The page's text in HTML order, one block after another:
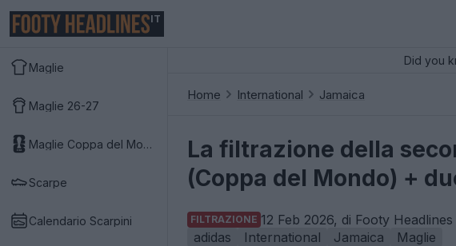
IT
Maglie
Maglie 26-27
Maglie Coppa del Mondo 2026
Scarpe
Calendario Scarpini
Did you
Home International Jamaica
La filtrazione della
(Coppa del Mondo) +
FILTRAZIONE 12 Feb 2026, di Footy
adidas
International Jamaica
Maglie